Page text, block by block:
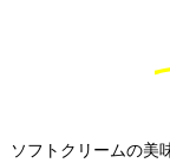
ソフトクリームの美